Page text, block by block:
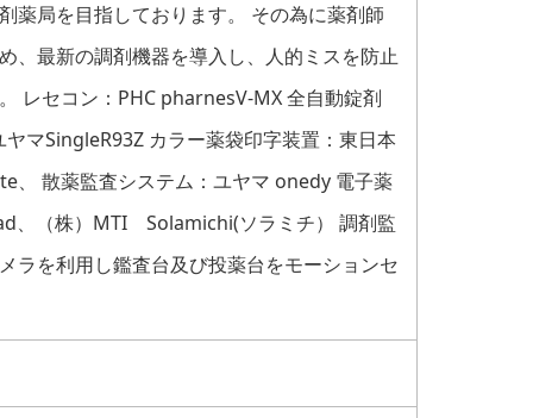
薬局を目指しております。 その為に薬剤師
、最新の調剤機器を導入し、人的ミスを防止
レセコン：PHC pharnesV-MX 全自動錠剤
ヤマSingleR93Z カラー薬袋印字装置：東日本
散薬監査システム：ユヤマ onedy 電子薬
、（株）MTI Solamichi(ソラミチ） 調剤監
ラを利用し鑑査台及び投薬台をモーションセ